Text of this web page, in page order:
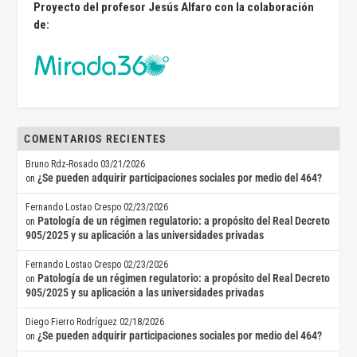
Proyecto del profesor Jesús Alfaro con la colaboración
de:
COMENTARIOS RECIENTES
Bruno Rdz-Rosado 03/21/2026
on¿Se pueden adquirir participaciones sociales por medio del 464?
Fernando Lostao Crespo 02/23/2026
on Patología de un régimen regulatorio: a propósito del Real Decreto
905/2025 y su aplicación a las universidades privadas
Fernando Lostao Crespo 02/23/2026
on Patología de un régimen regulatorio: a propósito del Real Decreto
905/2025 y su aplicación a las universidades privadas
Diego Fierro Rodríguez 02/18/2026
on¿Se pueden adquirir participaciones sociales por medio del 464?